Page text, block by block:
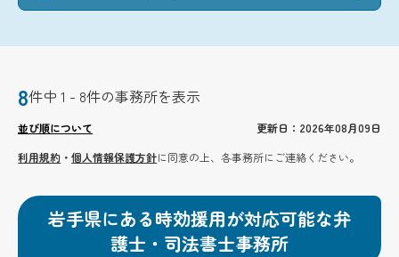
8件中 1 - 8件の事務所を表示
並び順について
更新日：2026年08月09日
利用規約 ・個人情報保護方針に同意の上、各事務所にご連絡ください。
岩手県にある時効援用が対応可能な弁
護士・司法書士事務所